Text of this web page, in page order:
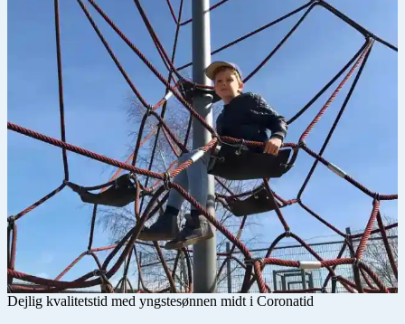
Dejlig kvalitetstid med yngstesønnen midt i Coronatid